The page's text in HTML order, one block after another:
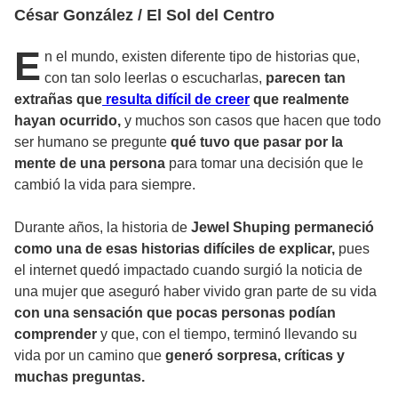
César González / El Sol del Centro
E n el mundo, existen diferente tipo de historias que,
con tan solo leerlas o escucharlas, parecen tan
extrañas que resulta difícil de creer que realmente
hayan ocurrido, y muchos son casos que hacen que todo
ser humano se pregunte qué tuvo que pasar por la
mente de una persona para tomar una decisión que le
cambió la vida para siempre.
Durante años, la historia de Jewel Shuping permaneció
como una de esas historias difíciles de explicar, pues
el internet quedó impactado cuando surgió la noticia de
una mujer que aseguró haber vivido gran parte de su vida
con una sensación que pocas personas podían
comprender y que, con el tiempo, terminó llevando su
vida por un camino que generó sorpresa, críticas y
muchas preguntas.